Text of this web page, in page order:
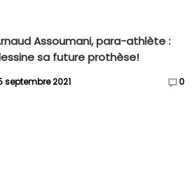
Assoumani, para-athlète :
sa future prothèse!
septembre 2021 0